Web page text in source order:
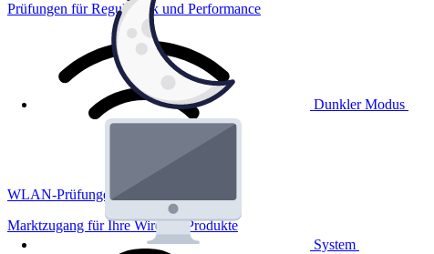
Dunkler Modus
System
Prüfungen für Regulatorik und Performance
WLAN-Prüfungen
Marktzugang für Ihre Wireless Produkte